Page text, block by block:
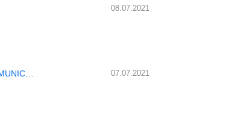
08.07.2021
07.07.2021